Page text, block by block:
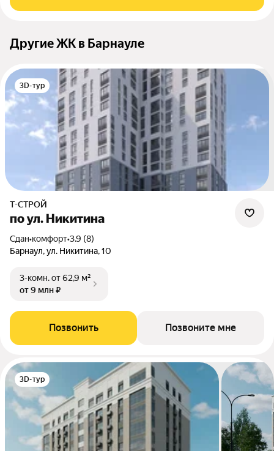
Другие ЖК в Барнауле
3D-тур
Т-СТРОЙ
по ул. Никитина
Сдан•комфорт•3.9 (8)
Барнаул, ул. Никитина, 10
3-комн.от 62,9 м²
от 9 млн ₽
Позвонить Позвоните мне
3D-тур